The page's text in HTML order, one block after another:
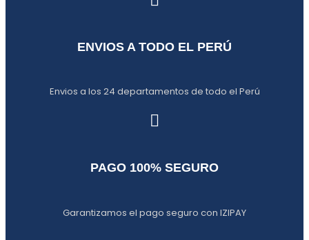
ENVIOS A TODO EL PERÚ
Envios a los 24 departamentos de todo el Perú
PAGO 100% SEGURO
Garantizamos el pago seguro con IZIPAY